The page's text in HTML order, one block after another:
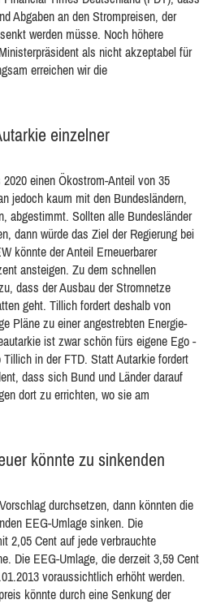
Abgaben an den Strompreisen, der
werden müsse. Noch höhere
als nicht akzeptabel für
erreichen wir die
einzelner
einen Ökostrom-Anteil von 35
jedoch kaum mit den Bundesländern,
abgestimmt. Sollten alle Bundesländer
dann würde das Ziel der Regierung bei
könnte der Anteil Erneuerbarer
ansteigen. Zu dem schnellen
dass der Ausbau der Stromnetze
geht. Tillich fordert deshalb von
Pläne zu einer angestrebten Energie-
ist zwar schön fürs eigene Ego -
in der FTD. Statt Autarkie fordert
dass sich Bund und Länder darauf
dort zu errichten, wo sie am
könnte zu sinkenden
durchsetzen, dann könnten die
EEG-Umlage sinken. Die
2,05 Cent auf jede verbrauchte
Die EEG-Umlage, die derzeit 3,59 Cent
voraussichtlich erhöht werden.
könnte durch eine Senkung der